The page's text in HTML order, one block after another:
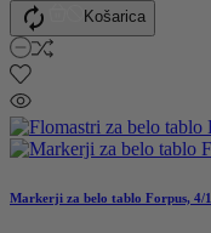
 Košarica
Markerji za belo tablo Forpus, 4/1